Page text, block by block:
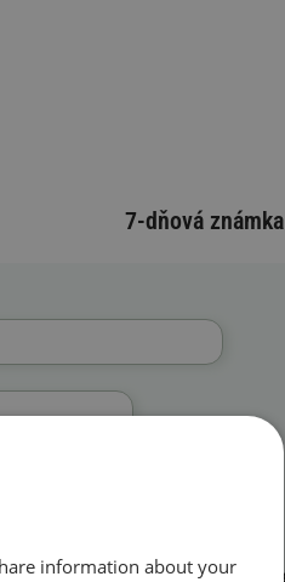
7-dňová známka
information about your